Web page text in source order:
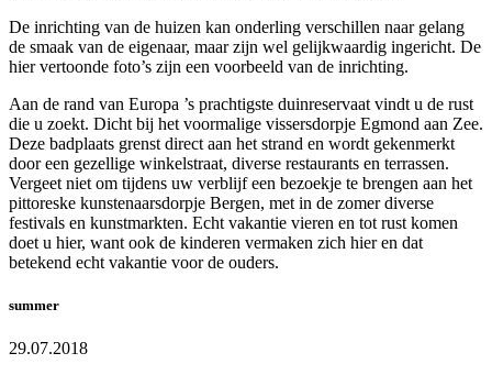
De inrichting van de huizen kan onderling verschillen naar gelang
de smaak van de eigenaar, maar zijn wel gelijkwaardig ingericht. De
hier vertoonde foto’s zijn een voorbeeld van de inrichting.
Aan de rand van Europa ’s prachtigste duinreservaat vindt u de rust
die u zoekt. Dicht bij het voormalige vissersdorpje Egmond aan Zee.
Deze badplaats grenst direct aan het strand en wordt gekenmerkt
door een gezellige winkelstraat, diverse restaurants en terrassen.
Vergeet niet om tijdens uw verblijf een bezoekje te brengen aan het
pittoreske kunstenaarsdorpje Bergen, met in de zomer diverse
festivals en kunstmarkten. Echt vakantie vieren en tot rust komen
doet u hier, want ook de kinderen vermaken zich hier en dat
betekend echt vakantie voor de ouders.
summer
29.07.2018